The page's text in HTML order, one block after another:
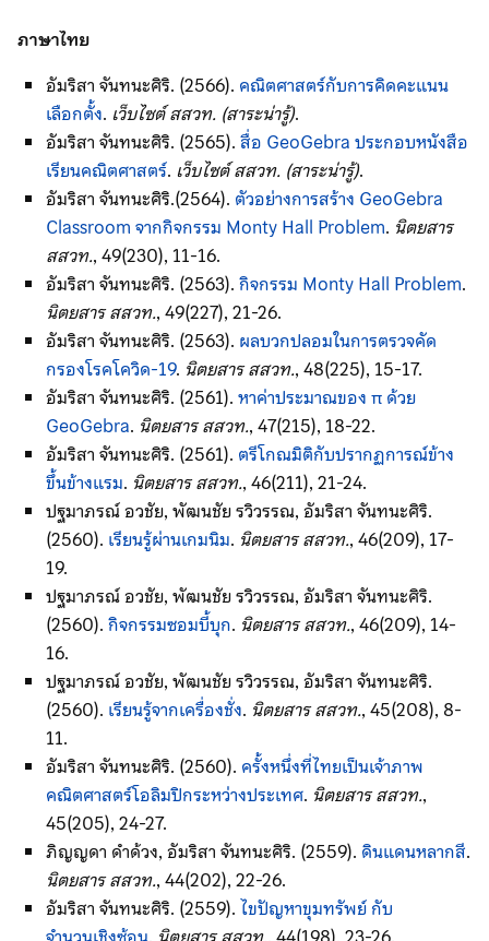
ภาษาไทย
อัมริสา จันทนะศิริ. (2566). คณิตศาสตร์กับการคิดคะแนน
เลือกตั้ง. เว็บไซต์ สสวท. (สาระน่ารู้).
อัมริสา จันทนะศิริ. (2565).สื่อ GeoGebra ประกอบหนังสือ
เรียนคณิตศาสตร์. เว็บไซต์ สสวท. (สาระน่ารู้).
อัมริสา จันทนะศิริ.(2564). ตัวอย่างการสร้าง GeoGebra
Classroom จากกิจกรรม Monty Hall Problem. นิตยสาร
สสวท., 49(230), 11-16.
อัมริสา จันทนะศิริ. (2563).กิจกรรม Monty Hall Problem.
นิตยสาร สสวท., 49(227), 21-26.
อัมริสา จันทนะศิริ. (2563). ผลบวกปลอมในการตรวจคัด
กรองโรคโควิด-19. นิตยสาร สสวท., 48(225), 15-17.
อัมริสา จันทนะศิริ. (2561).หาค่าประมาณของ π ด้วย
GeoGebra. นิตยสาร สสวท., 47(215), 18-22.
อัมริสา จันทนะศิริ. (2561). ตรีโกณมิติกับปรากฏการณ์ข้าง
ขึ้นข้างแรม. นิตยสาร สสวท., 46(211), 21-24.
ปฐมาภรณ์ อวชัย, พัฒนชัย รวิวรรณ, อัมริสา จันทนะศิริ.
(2560). เรียนรู้ผ่านเกมนิม. นิตยสาร สสวท., 46(209), 17-
19.
ปฐมาภรณ์ อวชัย, พัฒนชัย รวิวรรณ, อัมริสา จันทนะศิริ.
(2560).กิจกรรมซอมบี้บุก. นิตยสาร สสวท., 46(209), 14-
16.
ปฐมาภรณ์ อวชัย, พัฒนชัย รวิวรรณ, อัมริสา จันทนะศิริ.
(2560). เรียนรู้จากเครื่องชั่ง. นิตยสาร สสวท., 45(208), 8-
11.
อัมริสา จันทนะศิริ. (2560). ครั้งหนึ่งที่ไทยเป็นเจ้าภาพ
คณิตศาสตร์โอลิมปิกระหว่างประเทศ. นิตยสาร สสวท.,
45(205), 24-27.
ภิญญดา ดำด้วง, อัมริสา จันทนะศิริ. (2559). ดินแดนหลากสี.
นิตยสาร สสวท., 44(202), 22-26.
อัมริสา จันทนะศิริ. (2559).ไขปัญหาขุมทรัพย์ กับ